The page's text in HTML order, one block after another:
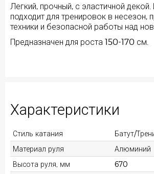
Легкий, прочный, с эластичной
подходит для тренировок в несезон,
техники и безопасной работы над
Предназначен для роста 150-170 см.
Характеристики
Стиль катания
Батут/
Материал руля
Алюминий
Высота руля, мм
670